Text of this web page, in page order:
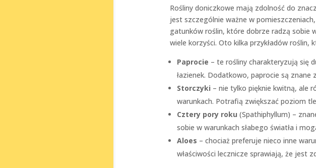
Rośliny doniczkowe mają zdolność do
jest szczególnie ważne w
gatunków roślin, które dobrze radzą sobie
wiele korzyści. Oto kilka przykładów roślin,
Paprocie – te rośliny charakteryzują się
łazienek. Dodatkowo, paprocie są
Storczyki – nie tylko pięknie kwitną, ale
warunkach. Potrafią zwiększać poziom
Cztery pory roku (Spathiphyllum) –
sobie w warunkach słabego światła i
Aloes – chociaż preferuje nieco inne
właściwości lecznicze sprawiają, że jest